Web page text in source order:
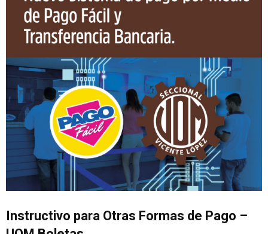
Instructivo para Otras Formas de Pago –